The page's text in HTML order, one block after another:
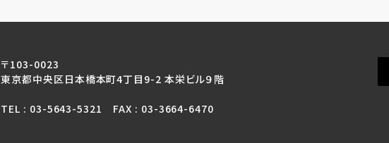
〒103-0023
東京都中央区日本橋本町4丁目9-2 本栄ビル９階
TEL : 03-5643-5321 FAX : 03-3664-6470